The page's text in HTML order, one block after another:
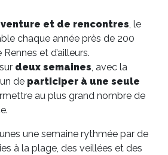
et de rencontres, le
chaque année près de 200
et d’ailleurs.
deux semaines, avec la
de participer à une seule
au plus grand nombre de
une semaine rythmée par de
à la plage, des veillées et des